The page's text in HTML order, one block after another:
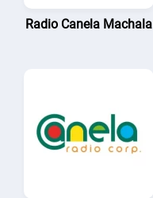
Radio Canela Machala